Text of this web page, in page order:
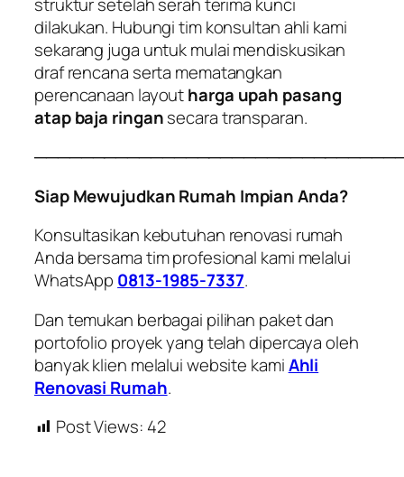
dilakukan. Hubungi tim konsultan ahli kami
sekarang juga untuk mulai mendiskusikan
draf rencana serta mematangkan
perencanaan layoutharga upah pasang
atap baja ringansecara transparan.
Siap Mewujudkan Rumah Impian Anda?
Konsultasikan kebutuhan renovasi rumah
Anda bersama tim profesional kami melalui
WhatsApp 0813-1985-7337.
Dan temukan berbagai pilihan paket dan
portofolio proyek yang telah dipercaya oleh
banyak klien melalui website kamiAhli
Renovasi Rumah.
Post Views: 42